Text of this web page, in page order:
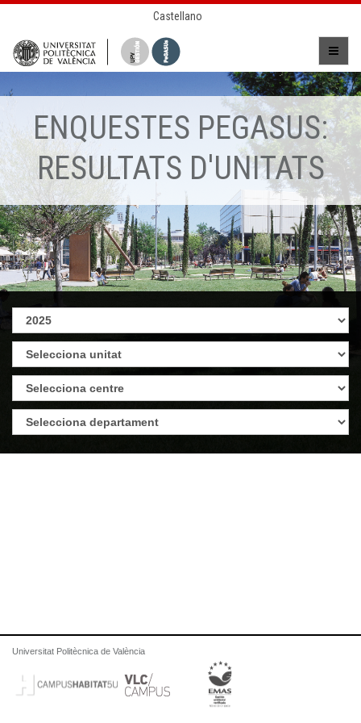
Castellano
ENQUESTES PEGASUS:
RESULTATS D'UNITATS
Universitat Politècnica de València